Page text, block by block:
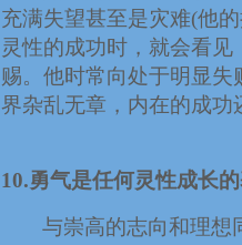
充满失望甚至是灾难(他
灵性的成功时，就会看
赐。他时常向处于明显
界杂乱无章，内在的成功
10.勇气是任何灵性成长
与崇高的志向和理想